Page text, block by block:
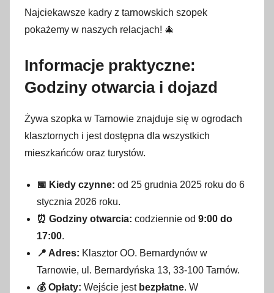
Najciekawsze kadry z tarnowskich szopek
pokażemy w naszych relacjach! 🎄
Informacje praktyczne:
Godziny otwarcia i dojazd
Żywa szopka w Tarnowie znajduje się w ogrodach
klasztornych i jest dostępna dla wszystkich
mieszkańców oraz turystów.
📅 Kiedy czynne: od 25 grudnia 2025 roku do 6
stycznia 2026 roku.
⏰ Godziny otwarcia: codziennie od 9:00 do
17:00.
📍 Adres: Klasztor OO. Bernardynów w
Tarnowie, ul. Bernardyńska 13, 33-100 Tarnów.
💰 Opłaty: Wejście jest bezpłatne. W